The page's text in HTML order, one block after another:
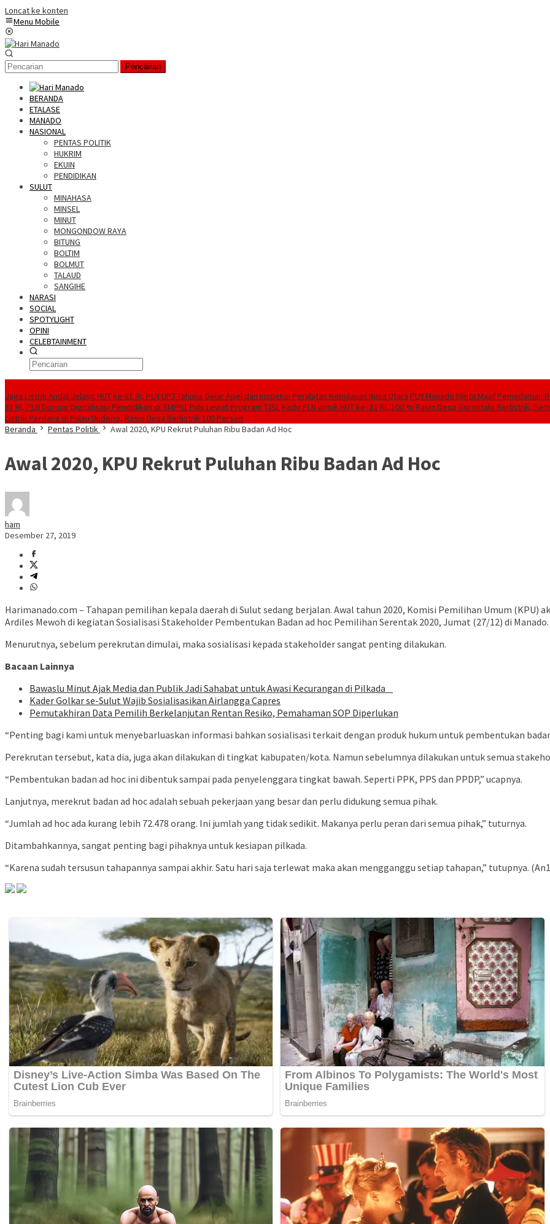
Loncat ke konten
Menu Mobile
Pencarian
BERANDA
ETALASE
MANADO
NASIONAL
PENTAS POLITIK
HUKRIM
EKUIN
PENDIDIKAN
SULUT
MINAHASA
MINSEL
MINUT
MONGONDOW RAYA
BITUNG
BOLTIM
BOLMUT
TALAUD
SANGIHE
NARASI
SOCIAL
SPOTYLIGHT
OPINI
CELEBTAINMENT
Jaga Listrik Andal Jelang HUT ke-81 RI, PLN UP3 Tahuna Gelar Apel dan Inspeksi Peralatan Kepulauan Nusa Utara PLN Manado Minta Maaf Pemadaman
81 RI, PLN Dorong Digitalisasi Pendidikan di SMPN1 Palu Lewat Program TJSLKado PLN untuk HUT ke- 81 RI, 100 % Rasio Desa Gorontalo Berlistrik,
Listrik Perdana di Pulau Dudepo, Rasio Desa Berlistrik 100 Persen
Beranda
Pentas Politik Awal 2020, KPU Rekrut Puluhan Ribu Badan Ad Hoc
Awal 2020, KPU Rekrut Puluhan Ribu Badan Ad Hoc
ham
Desember 27, 2019
Harimanado.com – Tahapan pemilihan kepala daerah di Sulut sedang berjalan. Awal tahun 2020, Komisi Pemilihan Umum (KPU)
Ardiles Mewoh di kegiatan Sosialisasi Stakeholder Pembentukan Badan ad hoc Pemilihan Serentak 2020, Jumat (27/12) di Manado.
Menurutnya, sebelum perekrutan dimulai, maka sosialisasi kepada stakeholder sangat penting dilakukan.
Bacaan Lainnya
Bawaslu Minut Ajak Media dan Publik Jadi Sahabat untuk Awasi Kecurangan di Pilkada
Kader Golkar se-Sulut Wajib Sosialisasikan Airlangga Capres
Pemutakhiran Data Pemilih Berkelanjutan Rentan Resiko, Pemahaman SOP Diperlukan
“Penting bagi kami untuk menyebarluaskan informasi bahkan sosialisasi terkait dengan produk hukum untuk pembentukan
Perekrutan tersebut, kata dia, juga akan dilakukan di tingkat kabupaten/kota. Namun sebelumnya dilakukan untuk semua
“Pembentukan badan ad hoc ini dibentuk sampai pada penyelenggara tingkat bawah. Seperti PPK, PPS dan PPDP,” ucapnya.
Lanjutnya, merekrut badan ad hoc adalah sebuah pekerjaan yang besar dan perlu didukung semua pihak.
“Jumlah ad hoc ada kurang lebih 72.478 orang. Ini jumlah yang tidak sedikit. Makanya perlu peran dari semua pihak,” tuturnya.
Ditambahkannya, sangat penting bagi pihaknya untuk kesiapan pilkada.
“Karena sudah tersusun tahapannya sampai akhir. Satu hari saja terlewat maka akan mengganggu setiap tahapan,” tutupnya.